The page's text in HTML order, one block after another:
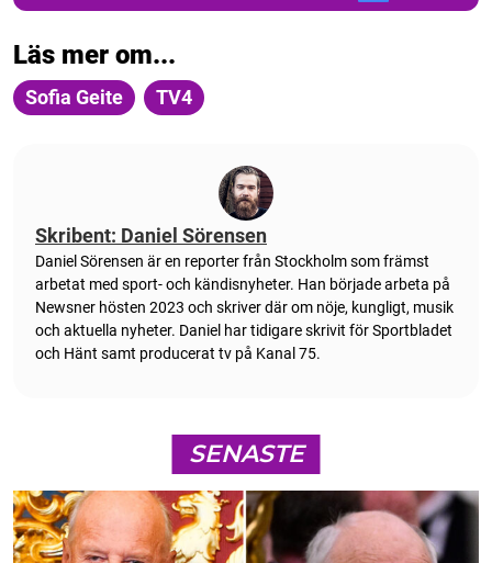
Läs mer om...
Sofia Geite TV4
Skribent: Daniel Sörensen
Daniel Sörensen är en reporter från Stockholm som främst
arbetat med sport- och kändisnyheter. Han började arbeta på
Newsner hösten 2023 och skriver där om nöje, kungligt, musik
och aktuella nyheter. Daniel har tidigare skrivit för Sportbladet
och Hänt samt producerat tv på Kanal 75.
SENASTE